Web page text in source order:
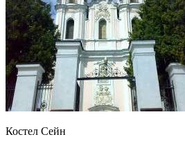
Костел Сейн